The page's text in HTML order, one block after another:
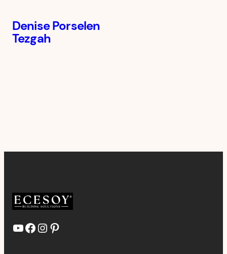
Denise Porselen
Tezgah
YouTube Facebook Instagram Pinterest